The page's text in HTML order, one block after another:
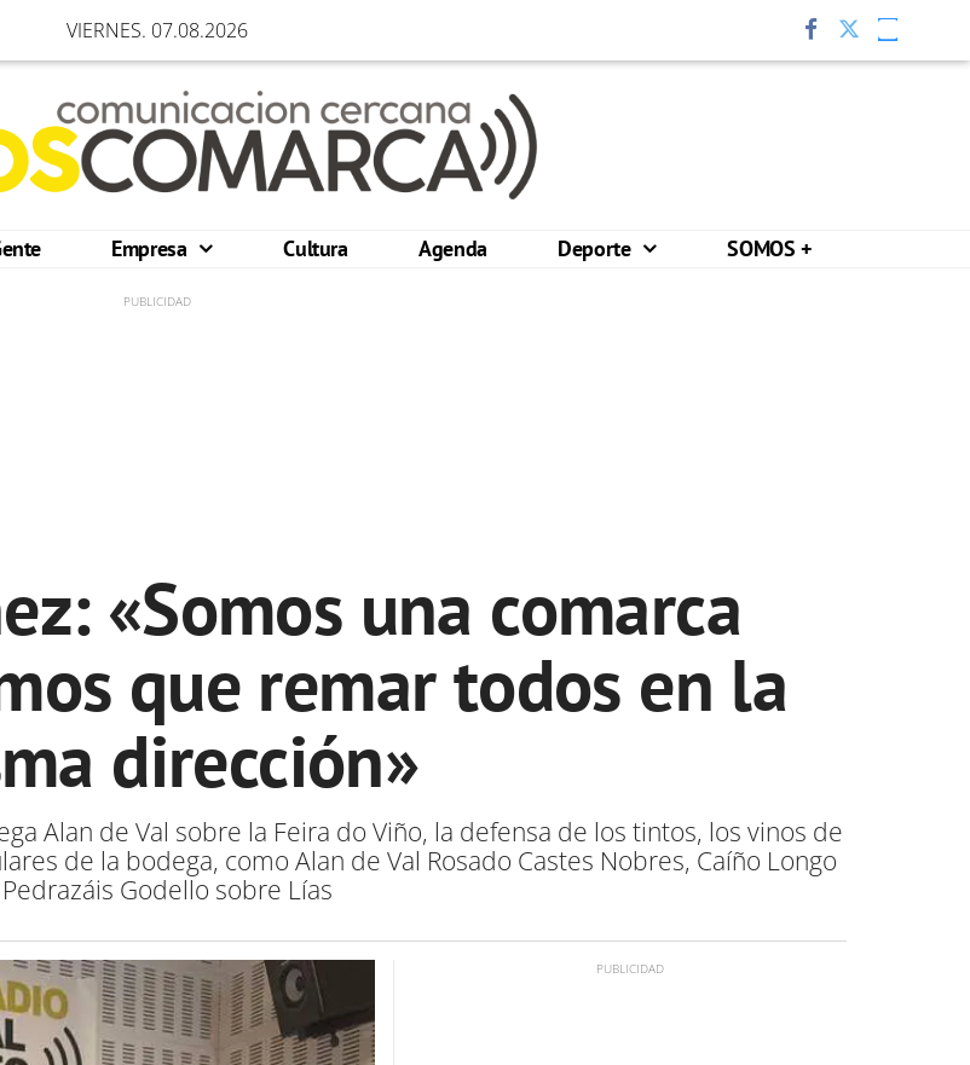
VIERNES. 07.08.2026
Empresa Cultura Agenda Deporte SOMOS +
«Somos una comarca
que remar todos en la
dirección»
Alan de Val sobre la Feira do Viño, la defensa de los tintos, los vinos de
de la bodega, como Alan de Val Rosado Castes Nobres, Caíño Longo
Godello sobre Lías